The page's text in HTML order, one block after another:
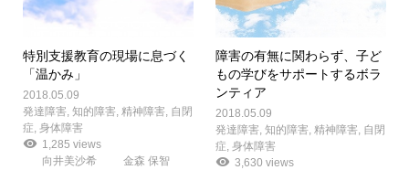
特別支援教育の現場に息づく
「温かみ」
2018.05.09
発達障害, 知的障害, 精神障害, 自閉
症 身体障害
1,285 views
向井美沙希
金森 保智
障害の有無に関わらず、子ど
もの学びをサポートするボラ
ンティア
2018.05.09
発達障害 ,知的障害 精神障害 自閉
症 ,身体障害
3,630 views